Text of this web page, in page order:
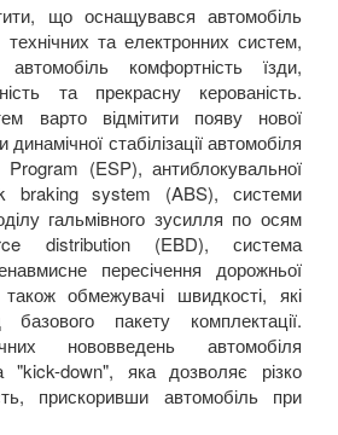
що оснащувався автомобіль
та електронних систем,
комфортність їзди,
та прекрасну керованість.
варто відмітити появу нової
стабілізації автомобіля
(ESP), антиблокувальної
braking system (ABS), системи
гальмівного зусилля по осям
distribution (EBD), система
пересічення дорожньої
обмежувачі швидкості, які
пакету комплектації.
нововведень автомобіля
"kick-down", яка дозволяє різко
прискоривши автомобіль при